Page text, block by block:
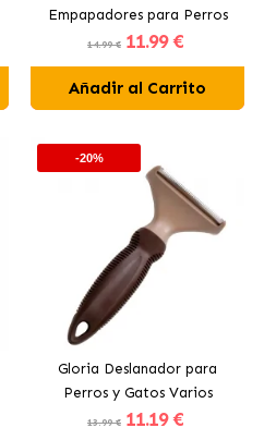
Empapadores para Perros
60x60 cm
14.99 € 11.99 €
Añadir al Carrito
-20%
Gloria Deslanador para
Perros y Gatos Varios
Tamaños
13.99 € 11.19 €